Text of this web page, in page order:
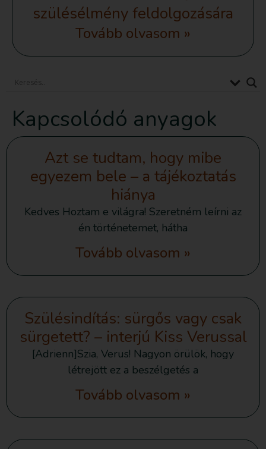
szülésélmény feldolgozására
Tovább olvasom »
Kapcsolódó anyagok
Azt se tudtam, hogy mibe
egyezem bele – a tájékoztatás
hiánya
Kedves Hoztam e világra! Szeretném leírni az
én történetemet, hátha
Tovább olvasom »
Szülésindítás: sürgős vagy csak
sürgetett? – interjú Kiss Verussal
[Adrienn]Szia, Verus! Nagyon örülök, hogy
létrejött ez a beszélgetés a
Tovább olvasom »